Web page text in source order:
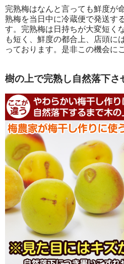
完熟梅はなんと言っても鮮度が
熟梅を当日中に冷蔵便で発送す
す。完熟梅は日持ちが大変短く
も短く、鮮度の都合上、店頭に
っております。是非この機会に
樹の上で完熟し自然落下さ